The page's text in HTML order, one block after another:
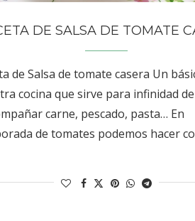
DE SALSA DE TOMATE
de Salsa de tomate casera Un
cocina que sirve para infinidad
carne, pescado, pasta… En
de tomates podemos hacer